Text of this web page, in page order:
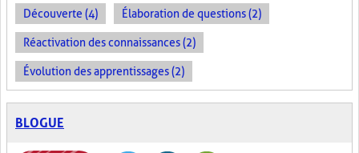
Découverte (4) Élaboration de questions (2)
Réactivation des connaissances (2)
Évolution des apprentissages (2)
BLOGUE